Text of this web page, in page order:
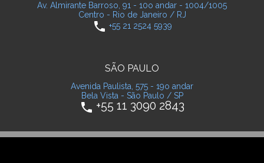
Av. Almirante Barroso, 91 - 10o andar - 1004/1005
Centro - Rio de Janeiro / RJ
phone +55 21 2524 5939
SÃO PAULO
Avenida Paulista, 575 - 19o andar
Bela Vista - São Paulo / SP
phone +55 11 3090 2843